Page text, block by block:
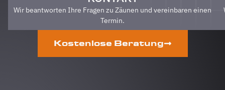
gab es
und
Abschied
Wir beantworten Ihre Fragen zu Zäunen und vereinbaren einen
Termin.
Kostenlose Beratung